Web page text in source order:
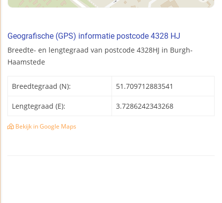
Geografische (GPS) informatie postcode 4328 HJ
Breedte- en lengtegraad van postcode 4328HJ in Burgh-
Haamstede
Breedtegraad (N): 51.709712883541
Lengtegraad (E): 3.7286242343268
Bekijk in Google Maps